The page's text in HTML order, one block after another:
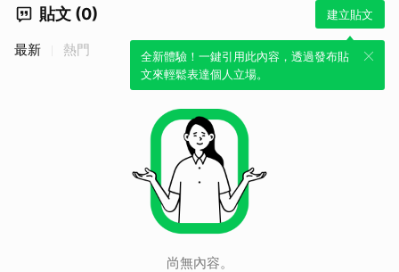
貼文 (0) 建立貼文
全新體驗！一鍵引用此內容，透過發布貼
文來輕鬆表達個人立場。
最新 熱門
尚無內容。